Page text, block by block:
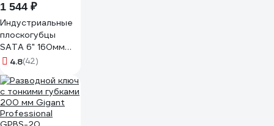
1 544 ₽
Индустриальные
плоскогубцы
SATA 6" 160мм
CrNi +30%
Эталон для
тяжёлых
производств.
70301A
4.8(42)